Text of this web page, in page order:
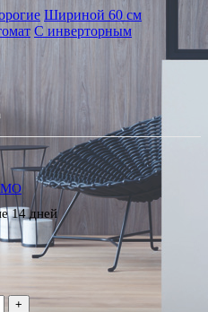
Шириной 60 см
С инверторным
МО
14 дней
+